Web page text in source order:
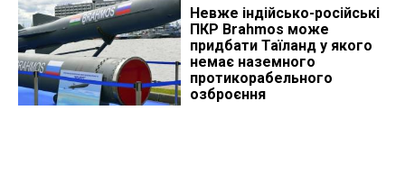
Невже індійсько-російські
ПКР Brahmos може
придбати Таїланд у якого
немає наземного
протикорабельного
озброєння